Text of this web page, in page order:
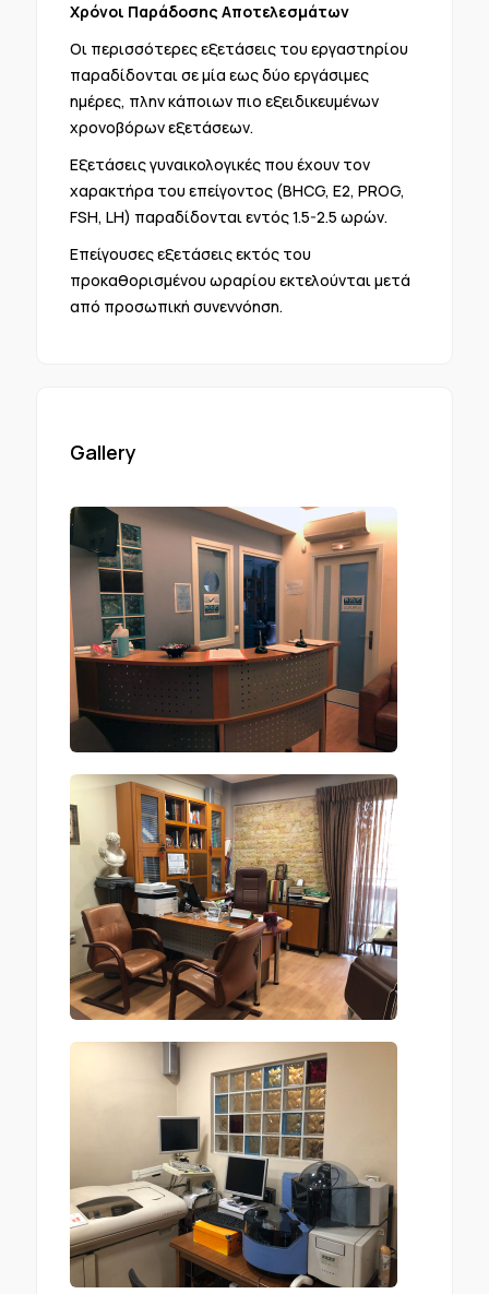
Χρόνοι Παράδοσης Αποτελεσμάτων
Οι περισσότερες εξετάσεις του εργαστηρίου
παραδίδονται σε μία εως δύο εργάσιμες
ημέρες, πλην κάποιων πιο εξειδικευμένων
χρονοβόρων εξετάσεων.
Εξετάσεις γυναικολογικές που έχουν τον
χαρακτήρα του επείγοντος (BHCG, E2, PROG,
FSH, LH) παραδίδονται εντός 1.5-2.5 ωρών.
Επείγουσες εξετάσεις εκτός του
προκαθορισμένου ωραρίου εκτελούνται μετά
από προσωπική συνεννόηση.
Gallery